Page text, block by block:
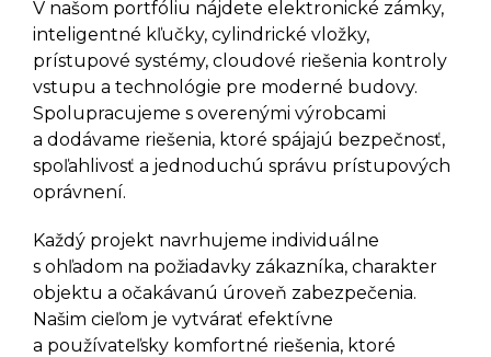
GANTNER
Batériové Skrinkové Zámky
GANTNER ECO LOCK
Batériové Skrinkové Zámky
GANTNER SIDE LOCK
Batériové Skrinkové Zámky
GANTNER GL7p
GANTNER NET LOCK
Káblové Sieťové Zámky
GANTNER SMART LOCK
Infoterminály GANTNER GT7
Infoterminály GANTNER GR7
V našom portfóliu nájdete elektronické zámky,
inteligentné kľučky, cylindrické vložky,
prístupové systémy, cloudové riešenia kontroly
vstupu a technológie pre moderné budovy.
Spolupracujeme s overenými výrobcami
a dodávame riešenia, ktoré spájajú bezpečnosť,
spoľahlivosť a jednoduchú správu prístupových
oprávnení.
Každý projekt navrhujeme individuálne
s ohľadom na požiadavky zákazníka, charakter
objektu a očakávanú úroveň zabezpečenia.
Našim cieľom je vytvárať efektívne
a používateľsky komfortné riešenia, ktoré